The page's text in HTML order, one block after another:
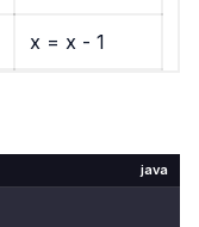
x = x - 1
java